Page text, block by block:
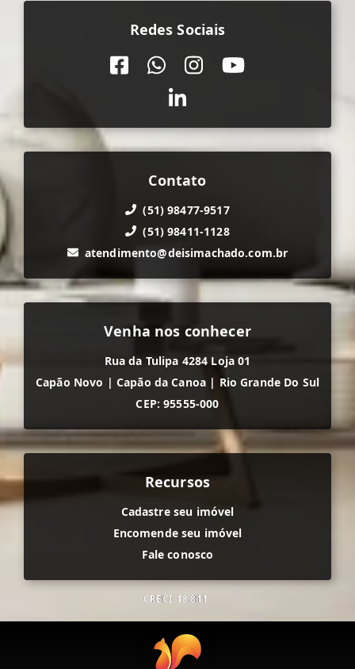
Redes Sociais
Contato
(51) 98477-9517
(51) 98411-1128
atendimento@deisimachado.com.br
Venha nos conhecer
Rua da Tulipa 4284 Loja 01
Capão Novo | Capão da Canoa | Rio Grande Do Sul
CEP: 95555-000
Recursos
Cadastre seu imóvel
Encomende seu imóvel
Fale conosco
CRECI 18.811